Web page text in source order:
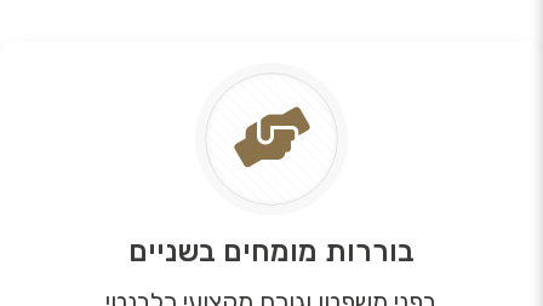
בוררות מומחים בשניים